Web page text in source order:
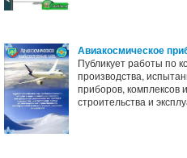
Авиакосмическое
Публикует работы по
производства,
приборов, комплексов
строительства и